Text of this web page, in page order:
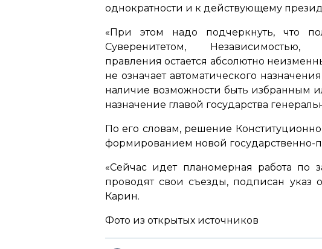
однократности и к действующему
«При этом надо подчеркнуть, что
Суверенитетом,
правления остается абсолютно
не означает автоматического
наличие возможности быть избранным
назначение главой государства
По его словам, решение
формированием новой государственно-
«Сейчас идет планомерная работа по
проводят свои съезды, подписан указ о
Карин.
Фото из открытых источников